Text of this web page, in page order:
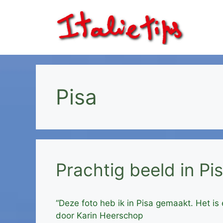
Pisa
Prachtig beeld in
“Deze foto heb ik in Pisa gemaakt. Het
door Karin Heerschop